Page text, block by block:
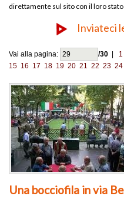
direttamente sul sito con il loro
Inviateci
Vai alla pagina: /30 1
15 16 17 18 19 20 21 22 23 24
Una bocciofila in via